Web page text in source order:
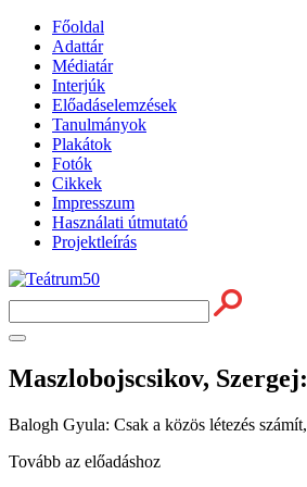
Főoldal
Adattár
Médiatár
Interjúk
Előadáselemzések
Tanulmányok
Plakátok
Fotók
Cikkek
Impresszum
Használati útmutató
Projektleírás
Maszlobojscsikov, Szergej:
Balogh Gyula: Csak a közös létezés számít,
Tovább az előadáshoz